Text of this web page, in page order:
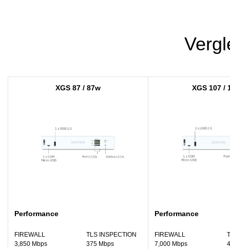
XGS 87 / 87w
Performance
FIREWALL
3,850 Mbps
TLS INSPECTION
375 Mbps
XGS 107 /
Performance
FIREWALL
7,000 Mbps